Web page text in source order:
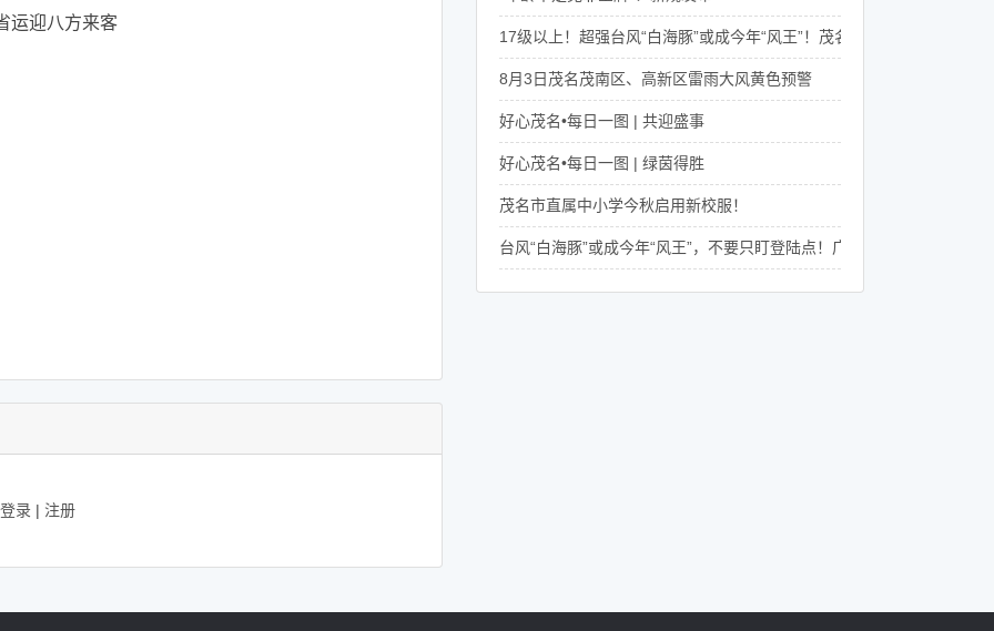
运迎八方来客
登录 | 注册
17级以上！超强台风“白海豚”或成今年“风王”！茂名未来一周天气→
8月3日茂名茂南区、高新区雷雨大风黄色预警
好心茂名•每日一图 | 共迎盛事
好心茂名•每日一图 | 绿茵得胜
茂名市直属中小学今秋启用新校服！
台风“白海豚”或成今年“风王”，不要只盯登陆点！广东8月还将有4次降